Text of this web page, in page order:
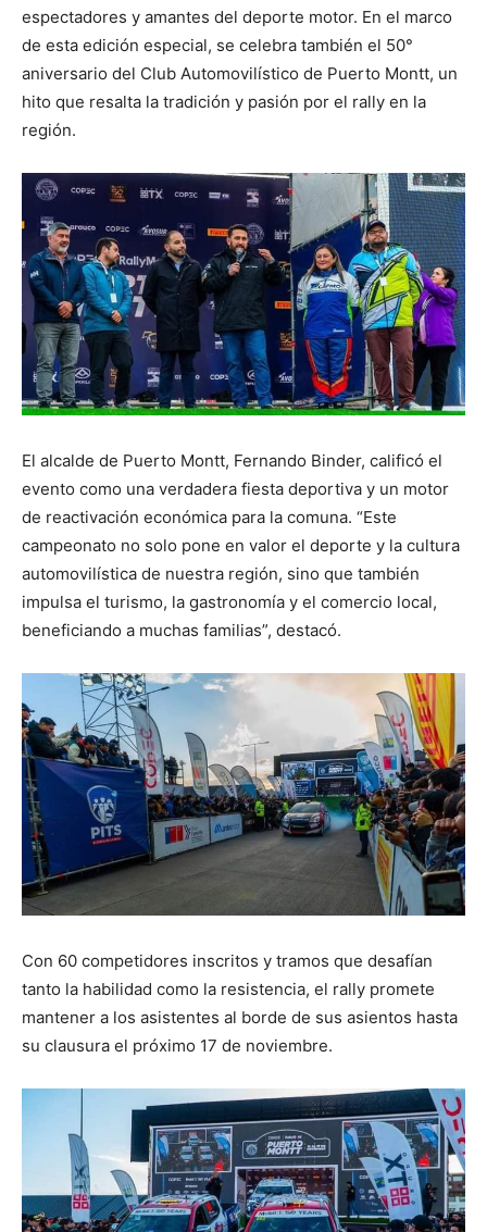
espectadores y amantes del deporte motor. En el marco
de esta edición especial, se celebra también el 50°
aniversario del Club Automovilístico de Puerto Montt, un
hito que resalta la tradición y pasión por el rally en la
región.
El alcalde de Puerto Montt, Fernando Binder, calificó el
evento como una verdadera fiesta deportiva y un motor
de reactivación económica para la comuna. “Este
campeonato no solo pone en valor el deporte y la cultura
automovilística de nuestra región, sino que también
impulsa el turismo, la gastronomía y el comercio local,
beneficiando a muchas familias”, destacó.
Con 60 competidores inscritos y tramos que desafían
tanto la habilidad como la resistencia, el rally promete
mantener a los asistentes al borde de sus asientos hasta
su clausura el próximo 17 de noviembre.